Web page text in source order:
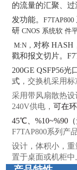
的流量的汇聚、
发功能。 F7TAP800
研 CNOS 系统软 件
M:N， 对称 HASH
戳和报文切片。
200GE QSFP56光
式 ，交换机采用标
采用带风扇散热设
240V供电， 可在环
45℃、%10~%90
F7TAP800系列产
设计，体积小， 重
置于桌面或机柜中